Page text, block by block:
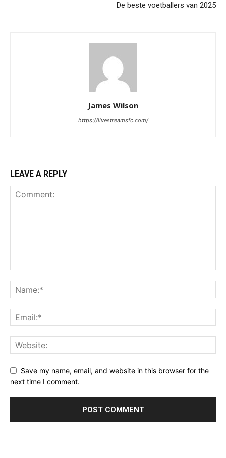
De beste voetballers van 2025
James Wilson
https://livestreamsfc.com/
LEAVE A REPLY
Save my name, email, and website in this browser for the
next time I comment.